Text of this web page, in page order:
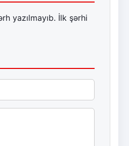
yazılmayıb. İlk şərhi